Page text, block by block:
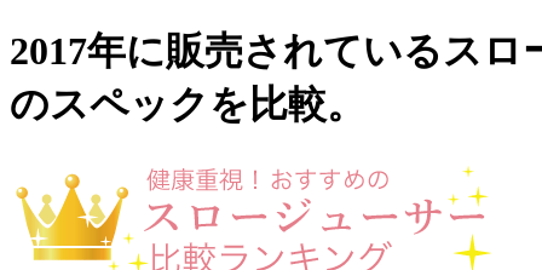
2017年に販売されているスロ
のスペックを比較。